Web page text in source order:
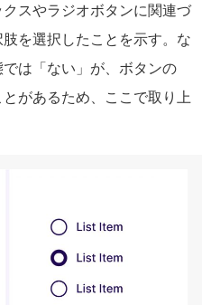
クスやラジオボタンに関連づ
を選択したことを示す。な
は「ない」が、ボタンの
があるため、ここで取り上